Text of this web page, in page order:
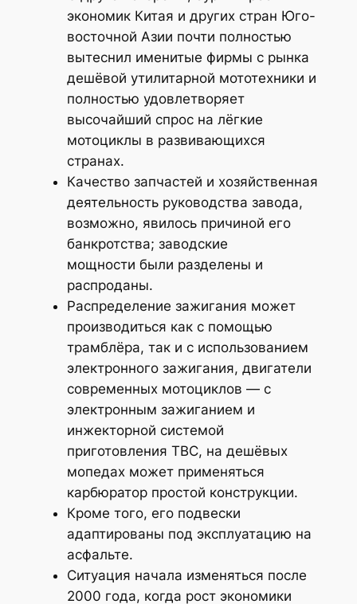
экономик Китая и других стран Юго-
восточной Азии почти полностью
вытеснил именитые фирмы с рынка
дешёвой утилитарной мототехники и
полностью удовлетворяет
высочайший спрос на лёгкие
мотоциклы в развивающихся
странах.
Качество запчастей и хозяйственная
деятельность руководства завода,
возможно, явилось причиной его
банкротства; заводские
мощности были разделены и
распроданы.
Распределение зажигания может
производиться как с помощью
трамблёра, так и с использованием
электронного зажигания, двигатели
современных мотоциклов — с
электронным зажиганием и
инжекторной системой
приготовления ТВС, на дешёвых
мопедах может применяться
карбюратор простой конструкции.
Кроме того, его подвески
адаптированы под эксплуатацию на
асфальте.
Ситуация начала изменяться после
2000 года, когда рост экономики